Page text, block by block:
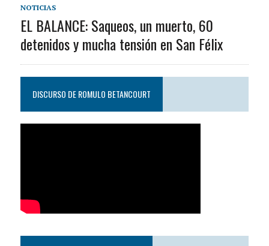
NOTICIAS
EL BALANCE: Saqueos, un muerto, 60
detenidos y mucha tensión en San Félix
DISCURSO DE ROMULO BETANCOURT